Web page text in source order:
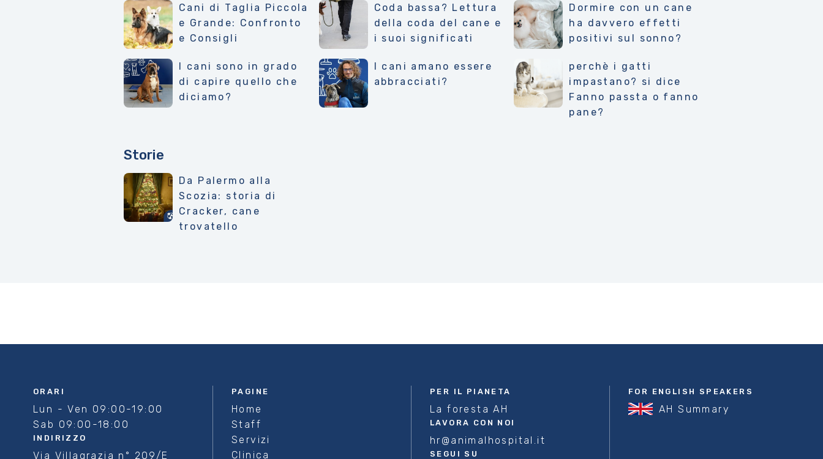
Cani di Taglia Piccola
e Grande: Confronto
e Consigli
Coda bassa? Lettura
della coda del cane e
i suoi significati
Dormire con un cane
ha davvero effetti
positivi sul sonno?
I cani sono in grado
di capire quello che
diciamo?
I cani amano essere
abbracciati?
perchè i gatti
impastano? si dice
Fanno passta o fanno
pane?
Storie
Da Palermo alla
Scozia: storia di
Cracker, cane
trovatello
ORARI
Lun - Ven 09:00-19:00
Sab 09:00-18:00
INDIRIZZO
Via Villagrazia n° 209/E
PAGINE
Home
Staff
Servizi
Clinica
PER IL PIANETA
La foresta AH
LAVORA CON NOI
hr@animalhospital.it
SEGUI SU
FOR ENGLISH SPEAKERS
AH Summary